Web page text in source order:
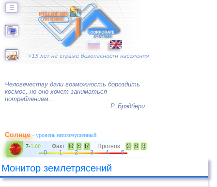
☰
Человечеству дали возможность бороздить
космос, но оно хочет заниматься
потреблением...
Р. Брэдбери
Солнце- уровень невозмущенный
7-1.00 Факт G S R Прогноз G S
R
0
1 2 3 4 5
Монитор землетрясений